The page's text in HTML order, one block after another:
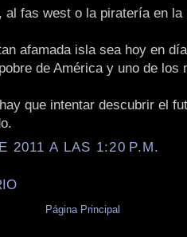
al fas west o la piratería en la
afamada isla sea hoy en
de América y uno de los
que intentar descubrir el
2011 A LAS 1:20 P.M.
Página Principal